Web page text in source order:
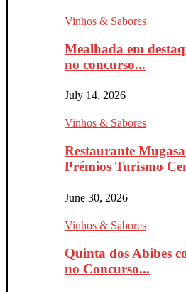
Vinhos & Sabores
Mealhada em
no concurso...
July 14, 2026
Vinhos & Sabores
Restaurante
Prémios Turismo
June 30, 2026
Vinhos & Sabores
Quinta dos Abibes
no Concurso...